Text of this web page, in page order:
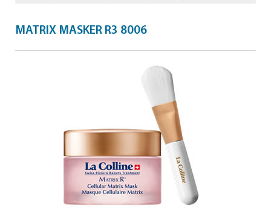
MATRIX MASKER R3 8006